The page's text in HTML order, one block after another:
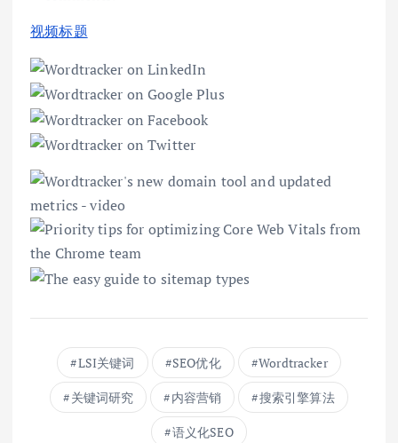
视频标题
LSI关键词 SEO优化 Wordtracker
关键词研究 内容营销 搜索引擎算法
语义化SEO